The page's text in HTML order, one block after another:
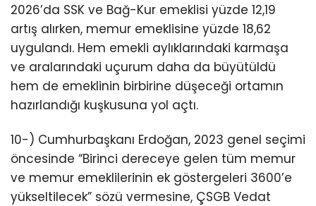
2026’da SSK ve Bağ-Kur emeklisi yüzde 12,19
artış alırken, memur emeklisine yüzde 18,62
uygulandı. Hem emekli aylıklarındaki karmaşa
ve aralarındaki uçurum daha da büyütüldü
hem de emeklinin birbirine düşeceği ortamın
hazırlandığı kuşkusuna yol açtı.
10-) Cumhurbaşkanı Erdoğan, 2023 genel seçimi
öncesinde “Birinci dereceye gelen tüm memur
ve memur emeklilerinin ek göstergeleri 3600’e
yükseltilecek” sözü vermesine, ÇSGB Vedat